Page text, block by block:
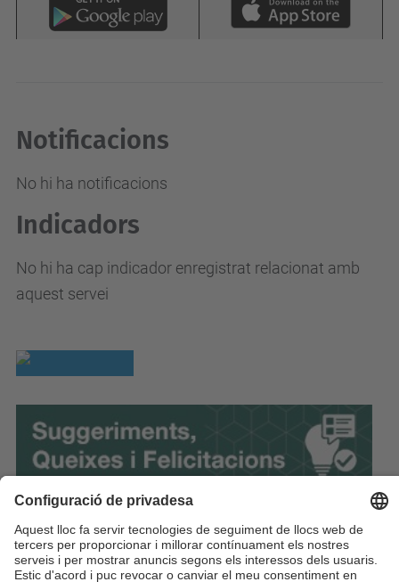
Notificacions
No hi ha notificacions
Indicadors
No hi ha cap indicador enregistrat relacionat amb
aquest servei